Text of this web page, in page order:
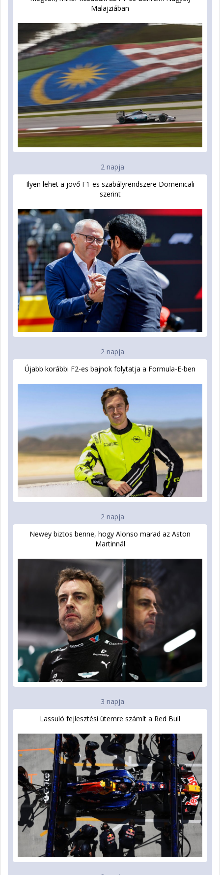
Malajziában
2 napja
Ilyen lehet a jövő F1-es szabályrendszere Domenicali
szerint
2 napja
Újabb korábbi F2-es bajnok folytatja a Formula-E-ben
2 napja
Newey biztos benne, hogy Alonso marad az Aston
Martinnál
3 napja
Lassuló fejlesztési ütemre számít a Red Bull